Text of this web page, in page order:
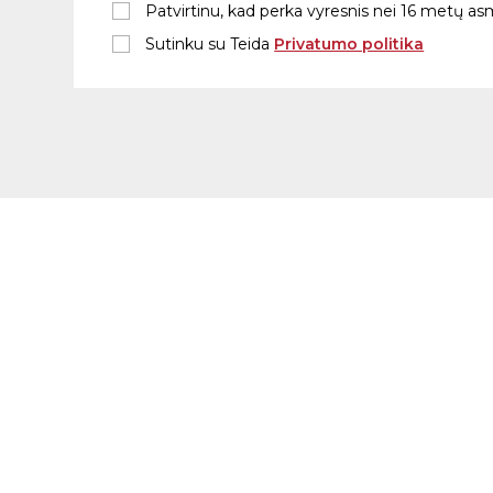
Patvirtinu, kad perka vyresnis nei 16 metų
Sutinku su Teida Privatumo politika